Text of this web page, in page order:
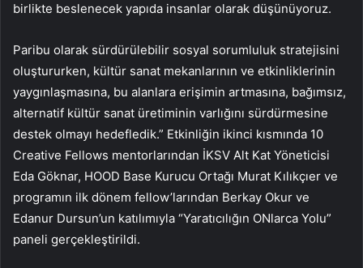
birlikte beslenecek yapıda insanlar olarak düşünüyoruz.
Paribu olarak sürdürülebilir sosyal sorumluluk stratejisini
oluştururken, kültür sanat mekanlarının ve etkinliklerinin
yaygınlaşmasına, bu alanlara erişimin artmasına, bağımsız,
alternatif kültür sanat üretiminin varlığını sürdürmesine
destek olmayı hedefledik.” Etkinliğin ikinci kısmında 10
Creative Fellows mentorlarından İKSV Alt Kat Yöneticisi
Eda Göknar, HOOD Base Kurucu Ortağı Murat Kılıkçıer ve
programın ilk dönem fellow’larından Berkay Okur ve
Edanur Dursun’un katılımıyla “Yaratıcılığın ONlarca Yolu”
paneli gerçekleştirildi.